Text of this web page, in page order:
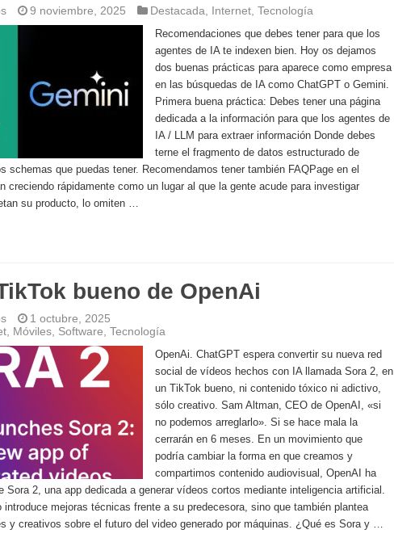
9 noviembre, 2025 Destacada Internet, Tecnología
Recomendaciones que debes tener para que los
agentes de IA te indexen bien. Hoy os dejamos
dos buenas prácticas para aparece como empresa
en las búsquedas de IA como ChatGPT o Gemini.
Primera buena práctica: Debes tener una página
dedicada a la información para que los agentes de
IA / LLM para extraer información Donde debes
terne el fragmento de datos estructurado de
schemas que puedas tener. Recomendamos tener también FAQPage en el
creciendo rápidamente como un lugar al que la gente acude para investigar
su producto, lo omiten …
bueno de OpenAi
1 octubre, 2025
, Móviles, Software Tecnología
OpenAi. ChatGPT espera convertir su nueva red
social de vídeos hechos con IA llamada Sora 2, en
un TikTok bueno, ni contenido tóxico ni adictivo,
sólo creativo. Sam Altman, CEO de OpenAI, «si
no podemos arreglarlo». Si se hace mala la
cerrarán en 6 meses. En un movimiento que
podría cambiar la forma en que creamos y
compartimos contenido audiovisual, OpenAI ha
Sora 2, una app dedicada a generar vídeos cortos mediante inteligencia artificial.
introduce mejoras técnicas frente a su predecesora, sino que también plantea
y creativos sobre el futuro del video generado por máquinas. ¿Qué es Sora y …